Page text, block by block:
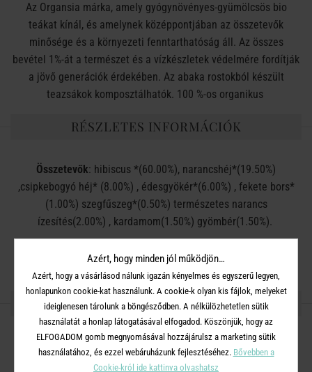
Az Organsia márka, amely gyógynövényes-gyümölcsös bio
teákat kínál, és amelynek középpontjában az összetevők
minősége és a környezeti fenntarthatóság áll. Az összes
bevétel 1%-át a természet és a vízkészletek védelmére fordítják
a jövő generációk érdekében. Az abaka rostokból készült
teazsákok komposztálhatók. 100 %-os organikus
RÉSZLETES INFORMÁCIÓK
Összetevők: hibiscus *(60.00%), narancshéj*(19.50%)
,csipkebogyó héj* (8.00%) , édesgyökér*(6.00%) , fekete bors*
(1.00%) szegfűszeg*(0.50%) természetes narancs
ízesítés(2.00%) , kardamom(1.50%) gyömbér(1.50%).
OSZD MEG MÁSOKKAL!
Azért, hogy minden jól működjön…
Azért, hogy a vásárlásod nálunk igazán kényelmes és egyszerű legyen,
honlapunkon cookie-kat használunk. A cookie-k olyan kis fájlok, melyeket
ideiglenesen tárolunk a böngésződben. A nélkülözhetetlen sütik
használatát a honlap látogatásával elfogadod. Köszönjük, hogy az
ELFOGADOM gomb megnyomásával hozzájárulsz a marketing sütik
használatához, és ezzel webáruházunk fejlesztéséhez. Bővebben a
Cookie-król ide kattinva olvashatsz